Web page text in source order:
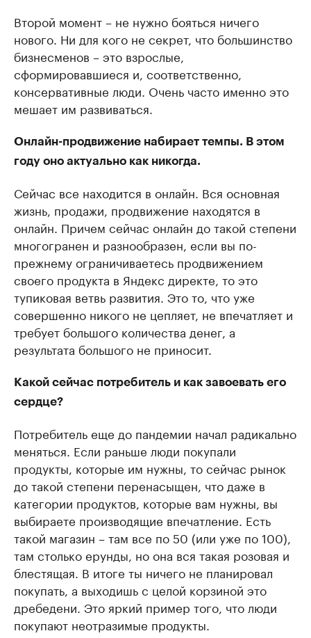
Второй момент – не нужно бояться ничего
нового. Ни для кого не секрет, что большинство
бизнесменов – это взрослые,
сформировавшиеся и, соответственно,
консервативные люди. Очень часто именно это
мешает им развиваться.
Онлайн-продвижение набирает темпы. В этом
году оно актуально как никогда.
Сейчас все находится в онлайн. Вся основная
жизнь, продажи, продвижение находятся в
онлайн. Причем сейчас онлайн до такой степени
многогранен и разнообразен, если вы по-
прежнему ограничиваетесь продвижением
своего продукта в Яндекс директе, то это
тупиковая ветвь развития. Это то, что уже
совершенно никого не цепляет, не впечатляет и
требует большого количества денег, а
результата большого не приносит.
Какой сейчас потребитель и как завоевать его
сердце?
Потребитель еще до пандемии начал радикально
меняться. Если раньше люди покупали
продукты, которые им нужны, то сейчас рынок
до такой степени перенасыщен, что даже в
категории продуктов, которые вам нужны, вы
выбираете производящие впечатление. Есть
такой магазин – там все по 50 (или уже по 100),
там столько ерунды, но она вся такая розовая и
блестящая. В итоге ты ничего не планировал
покупать, а выходишь с целой корзиной это
дребедени. Это яркий пример того, что люди
покупают неотразимые продукты.